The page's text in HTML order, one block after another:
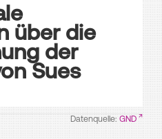
über die
der
Sues
Datenquelle: GND